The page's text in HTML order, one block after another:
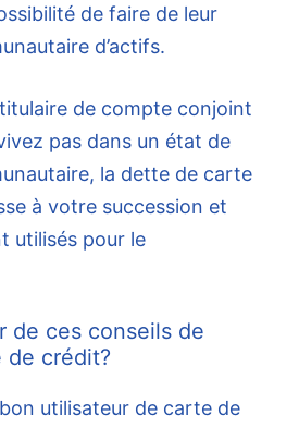
de faire de leur
d’actifs.
titulaire de compte conjoint
pas dans un état de
la dette de carte
à votre succession et
utilisés pour le
de ces conseils de
crédit?
utilisateur de carte de